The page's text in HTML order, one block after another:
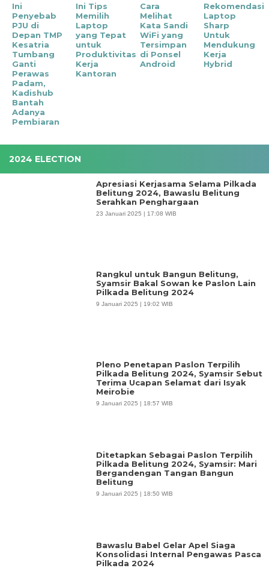
Ini
Penyebab
PJU di
Depan TMP
Kesatria
Tumbang
Ganti
Perawas
Padam,
Kadishub
Bantah
Adanya
Pembiaran
Ini Tips
Memilih
Laptop
yang Tepat
untuk
Produktivitas
Kerja
Kantoran
Cara
Melihat
Kata Sandi
WiFi yang
Tersimpan
di Ponsel
Android
Rekomendasi
Laptop
Sharp
Untuk
Mendukung
Kerja
Hybrid
2024 ELECTION
Apresiasi Kerjasama Selama Pilkada
Belitung 2024, Bawaslu Belitung
Serahkan Penghargaan
23 Januari 2025 | 17:08 WIB
Rangkul untuk Bangun Belitung,
Syamsir Bakal Sowan ke Paslon Lain
Pilkada Belitung 2024
9 Januari 2025 | 19:02 WIB
Pleno Penetapan Paslon Terpilih
Pilkada Belitung 2024, Syamsir Sebut
Terima Ucapan Selamat dari Isyak
Meirobie
9 Januari 2025 | 18:57 WIB
Ditetapkan Sebagai Paslon Terpilih
Pilkada Belitung 2024, Syamsir: Mari
Bergandengan Tangan Bangun
Belitung
9 Januari 2025 | 18:50 WIB
Bawaslu Babel Gelar Apel Siaga
Konsolidasi Internal Pengawas Pasca
Pilkada 2024